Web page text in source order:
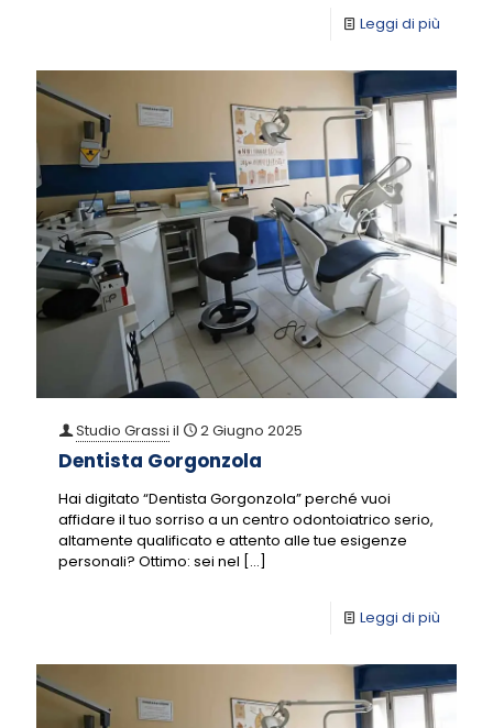
Leggi di più
Studio Grassi il 2 Giugno 2025
Dentista Gorgonzola
Hai digitato “Dentista Gorgonzola” perché vuoi
affidare il tuo sorriso a un centro odontoiatrico serio,
altamente qualificato e attento alle tue esigenze
personali? Ottimo: sei nel […]
Leggi di più